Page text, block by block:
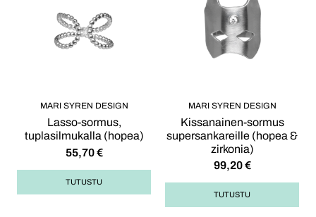
MARI SYREN DESIGN
Lasso-sormus,
tuplasilmukalla (hopea)
55,70€
TUTUSTU
MARI SYREN DESIGN
Kissanainen-sormus
supersankareille (hopea &
zirkonia)
99,20€
TUTUSTU